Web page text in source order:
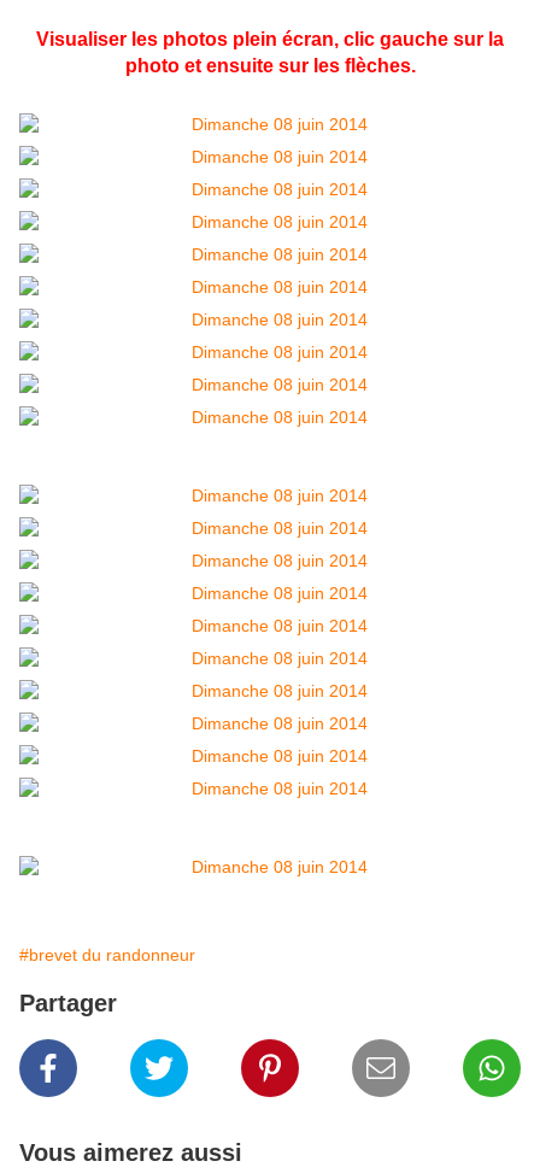
Visualiser les photos plein écran, clic gauche sur la
photo et ensuite sur les flèches.
#brevet du randonneur
Partager
Vous aimerez aussi